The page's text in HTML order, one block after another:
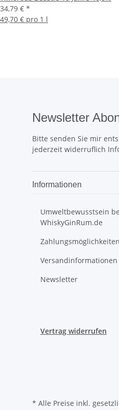
34,79 € *
49,70 € pro 1 l
Newsletter
Bitte senden Sie mir
jederzeit widerruflich
Informationen
Umweltbewusstsein
WhiskyGinRum.de
Zahlungsmöglichkeiten
Versandinformationen
Newsletter
Vertrag widerrufen
* Alle Preise inkl.